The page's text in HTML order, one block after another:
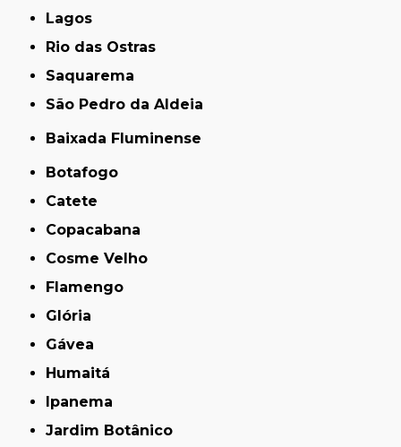
Lagos
Rio das Ostras
Saquarema
São Pedro da Aldeia
Baixada Fluminense
Botafogo
Catete
Copacabana
Cosme Velho
Flamengo
Glória
Gávea
Humaitá
Ipanema
Jardim Botânico